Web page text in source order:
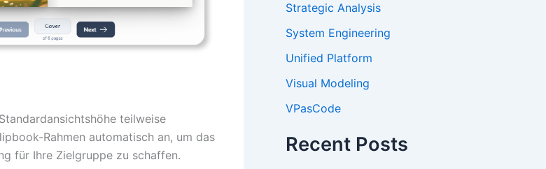
teilweise
Rahmen automatisch an, um das
für Ihre Zielgruppe zu schaffen.
Strategic Analysis
System Engineering
Unified Platform
Visual Modeling
VPasCode
Recent Posts